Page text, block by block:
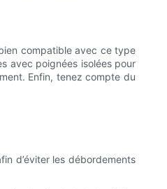
compatible avec ce type
avec poignées isolées pour
Enfin, tenez compte du
d’éviter les débordements